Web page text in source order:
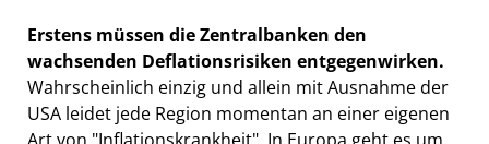
Erstens müssen die Zentralbanken den
wachsenden Deflationsrisiken entgegenwirken.
Wahrscheinlich einzig und allein mit Ausnahme der
USA leidet jede Region momentan an einer eigenen